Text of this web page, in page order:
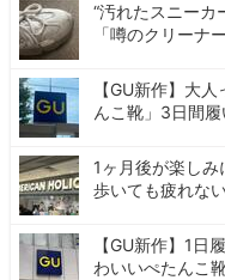
“汚れたスニーカ
「噂のクリーナ
【GU新作】大
んこ靴」3日間履
1ヶ月後が楽しみ
歩いても疲れな
【GU新作】1日
わいいぺたんこ